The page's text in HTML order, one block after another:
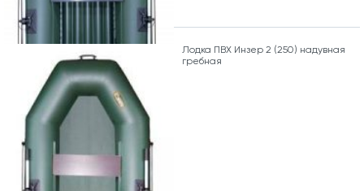
Лодка ПВХ Инзер 2 (250) надувная
гребная